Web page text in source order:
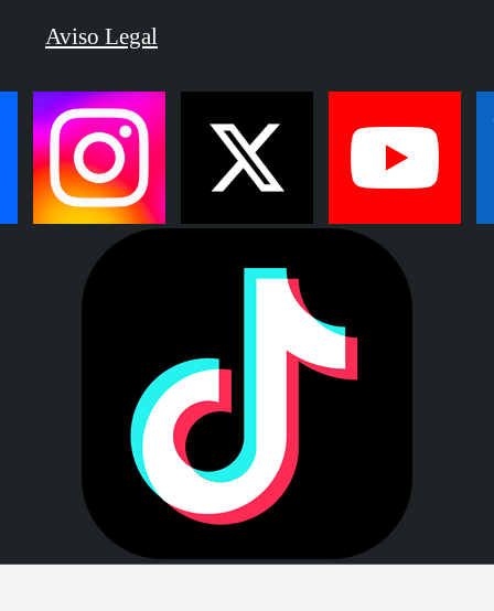
Aviso Legal